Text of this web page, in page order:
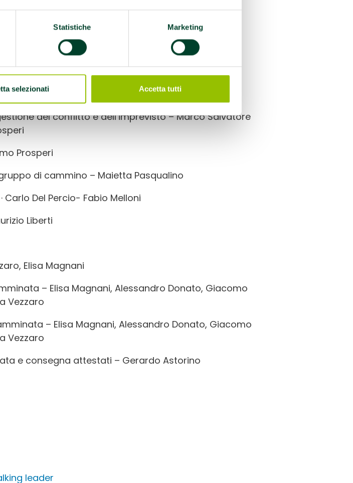
Statistiche Marketing
selezionati Accetta tutti
prevenzione – Mauro Liberti
norme legali – Pietro Carmine Caputo
leader – Marco Salvatore Colaninno
del conflitto e dell’imprevisto – Marco Salvatore
Prosperi
di cammino – Maietta Pasqualino
Carlo Del Percio- Fabio Melloni
Liberti
Elisa Magnani
– Elisa Magnani, Alessandro Donato, Giacomo
Vezzaro
– Elisa Magnani, Alessandro Donato, Giacomo
Vezzaro
e consegna attestati – Gerardo Astorino
leader